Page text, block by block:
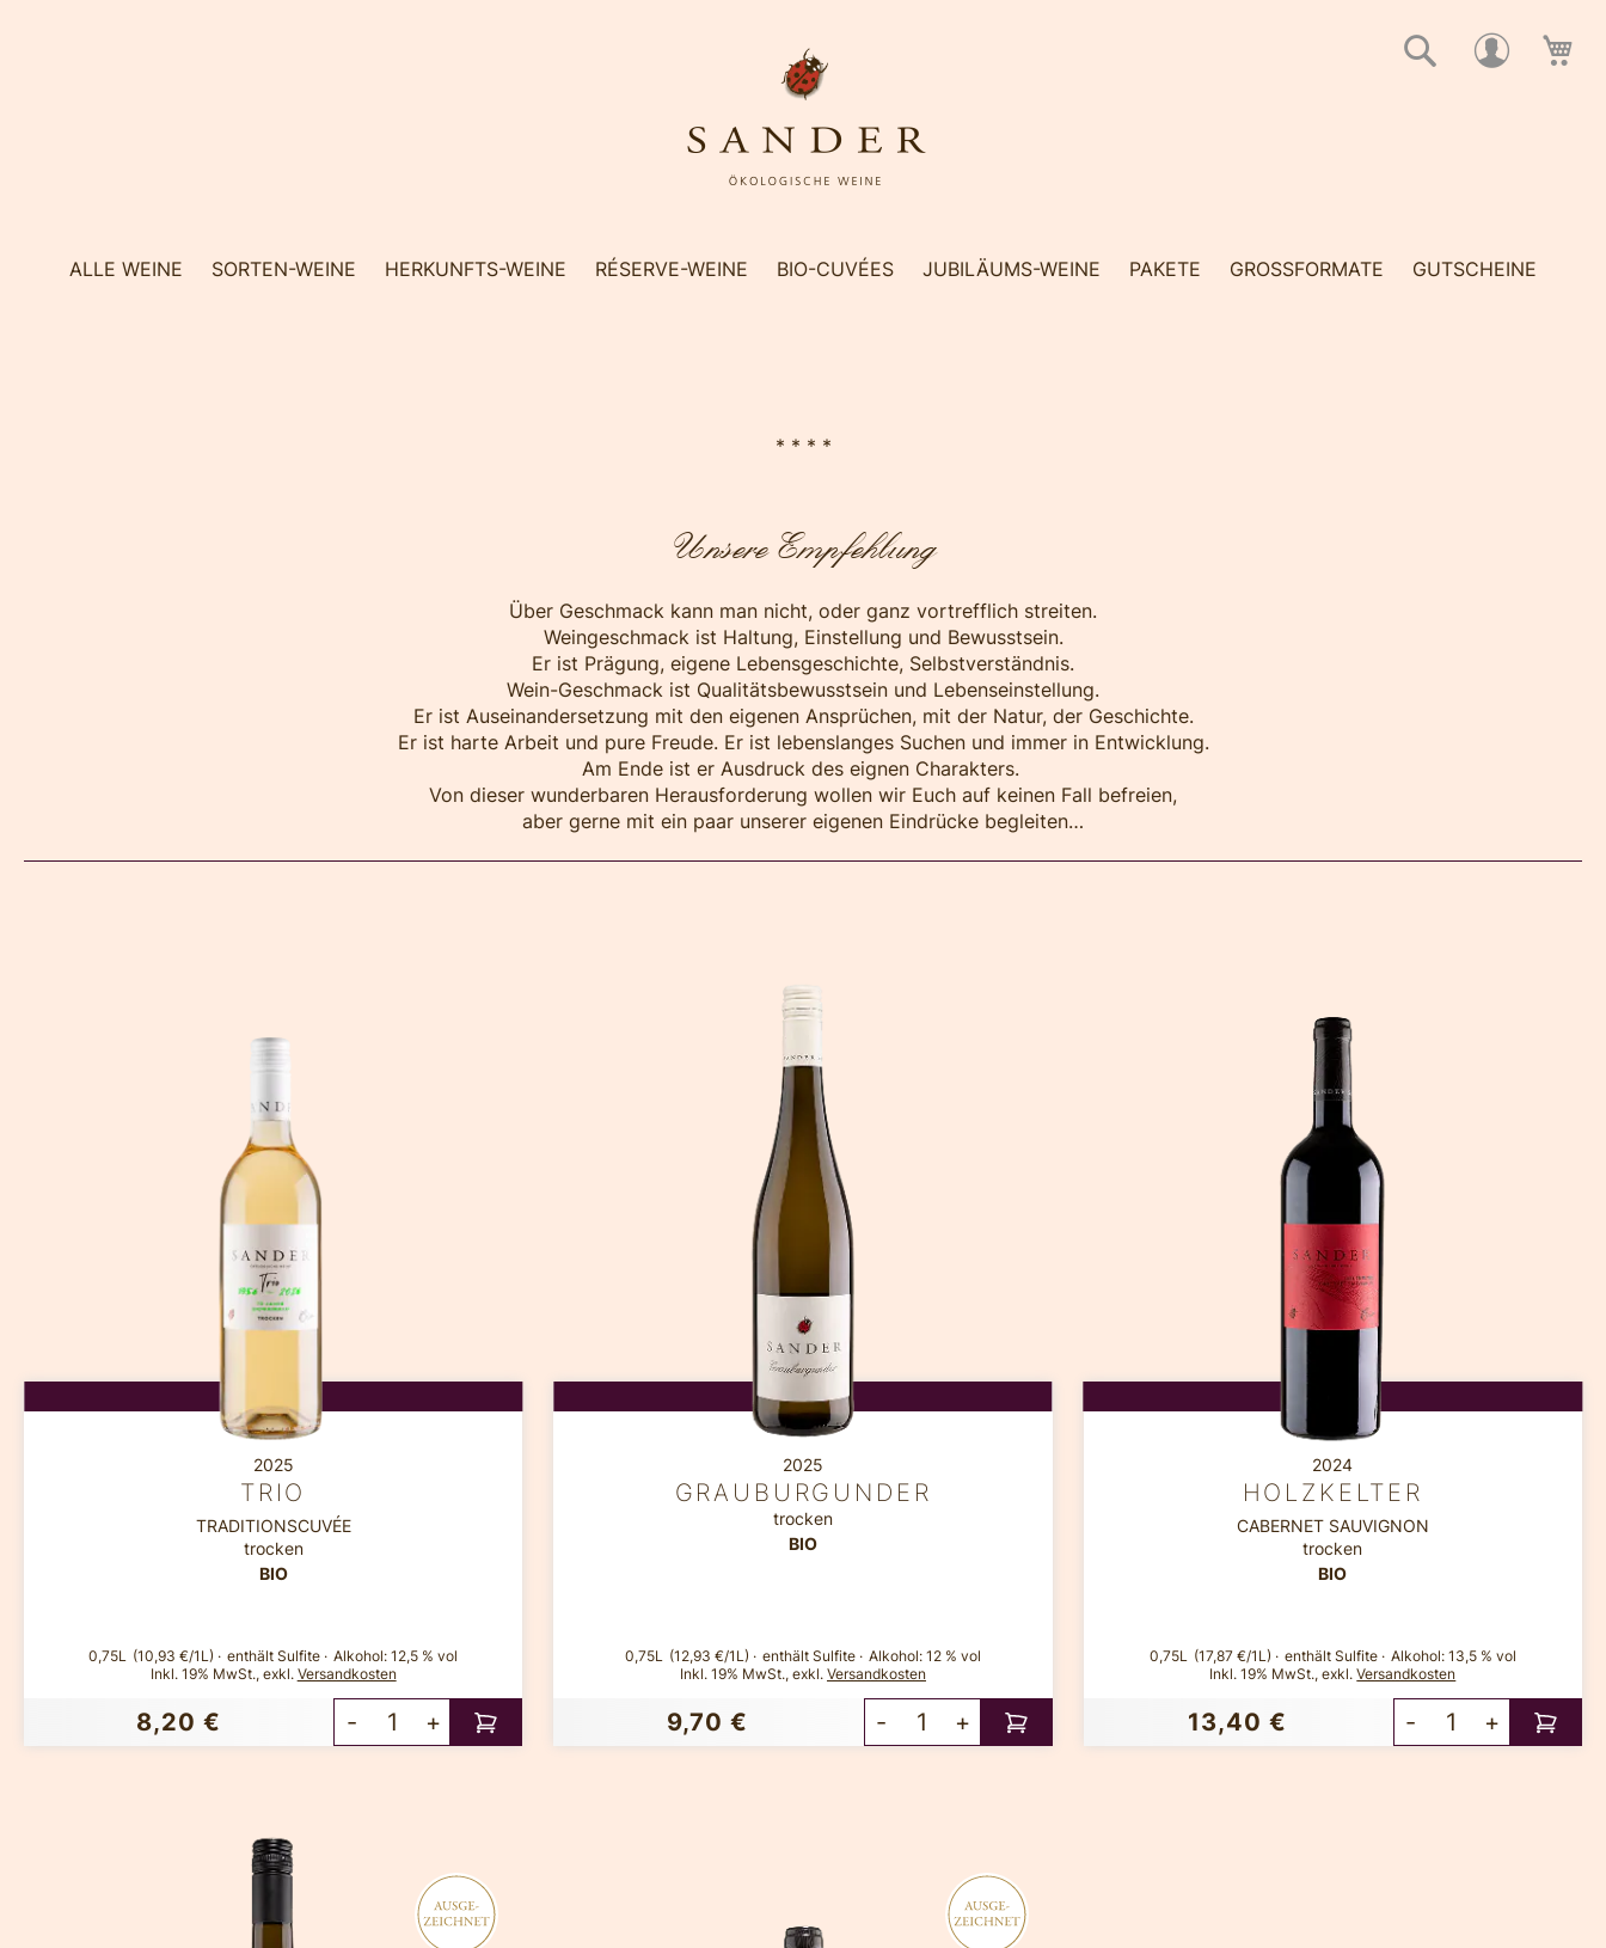
Suche
ALLE WEINE SORTEN-WEINE HERKUNFTS-WEINE RÉSERVE-WEINE BIO-CUVÉES JUBILÄUMS-WEINE PAKETE GROSSFORMATE GUTSCHEINE
* * * *
Unsere Empfehlung
Über Geschmack kann man nicht, oder ganz vortrefflich streiten.
Weingeschmack ist Haltung, Einstellung und Bewusstsein.
Er ist Prägung, eigene Lebensgeschichte, Selbstverständnis.
Wein-Geschmack ist Qualitätsbewusstsein und Lebenseinstellung.
Er ist Auseinandersetzung mit den eigenen Ansprüchen, mit der Natur, der Geschichte.
Er ist harte Arbeit und pure Freude. Er ist lebenslanges Suchen und immer in Entwicklung.
Am Ende ist er Ausdruck des eignen Charakters.
Von dieser wunderbaren Herausforderung wollen wir Euch auf keinen Fall befreien,
aber gerne mit ein paar unserer eigenen Eindrücke begleiten…
2025
TRIO
TRADITIONSCUVÉE
trocken
BIO
0,75L (10,93 €/1L) enthält Sulfite Alkohol:12,5 % vol
8,20 €
Inkl. 19% MwSt., exkl. Versandkosten
- +
2025
GRAUBURGUNDER
trocken
BIO
0,75L (12,93 €/1L) enthält Sulfite Alkohol: 12 % vol
9,70 €
Inkl. 19% MwSt., exkl. Versandkosten
- +
2024
HOLZKELTER
CABERNET SAUVIGNON
trocken
BIO
0,75L (17,87 €/1L) enthält Sulfite Alkohol: 13,5 % vol
13,40 €
Inkl. 19% MwSt.,exkl.Versandkosten
- +